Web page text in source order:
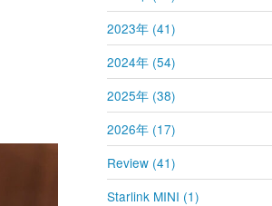
2023年 (41)
2024年 (54)
2025年 (38)
2026年 (17)
Review (41)
Starlink MINI (1)